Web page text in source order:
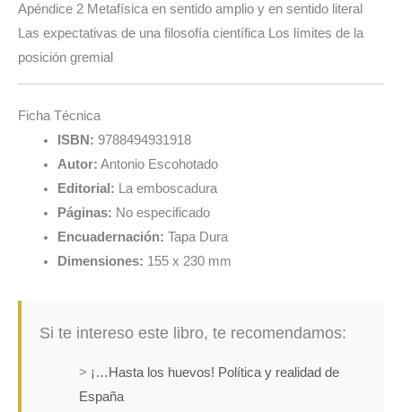
Apéndice 2 Metafísica en sentido amplio y en sentido literal
Las expectativas de una filosofía científica Los límites de la
posición gremial
Ficha Técnica
ISBN: 9788494931918
Autor: Antonio Escohotado
Editorial: La emboscadura
Páginas: No especificado
Encuadernación: Tapa Dura
Dimensiones: 155 x 230 mm
Si te intereso este libro, te recomendamos:
> ¡…Hasta los huevos! Política y realidad de
España